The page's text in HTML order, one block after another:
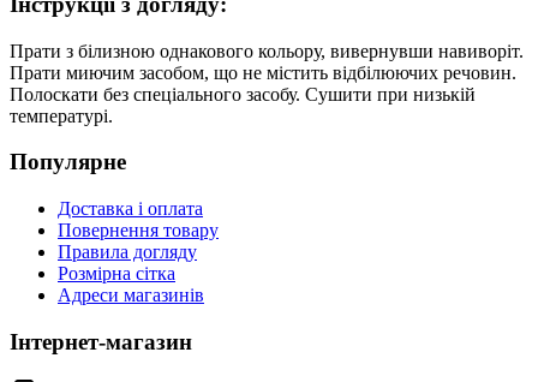
Прати з білизною однакового кольору, вивернувши навиворіт.
Прати миючим засобом, що не містить відбілюючих речовин.
Полоскати без спеціального засобу. Сушити при низькій
температурі.
Популярне
Доставка і оплата
Повернення товару
Правила догляду
Розмірна сітка
Адреси магазинів
Інтернет-магазин